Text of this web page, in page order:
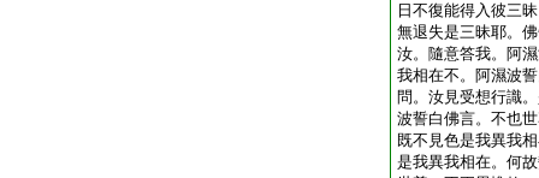
日不復能得入彼三
無退失是三昧耶。
汝。隨意答我。阿
我相在不。阿濕波
問。汝見受想行識
波誓白佛言。不也
既不見色是我異我
是我異我相在。何